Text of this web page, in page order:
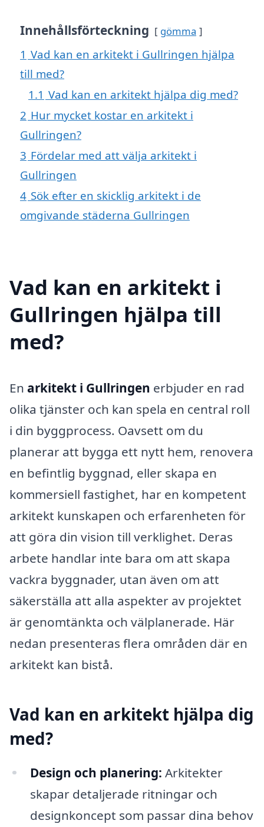
Innehållsförteckning gömma
1 Vad kan en arkitekt i Gullringen hjälpa
till med?
1.1 Vad kan en arkitekt hjälpa dig med?
2 Hur mycket kostar en arkitekt i
Gullringen?
3 Fördelar med att välja arkitekt i
Gullringen
4 Sök efter en skicklig arkitekt i de
omgivande städerna Gullringen
Vad kan en arkitekt i
Gullringen hjälpa till
med?
En arkitekt i Gullringen erbjuder en rad
olika tjänster och kan spela en central roll
i din byggprocess. Oavsett om du
planerar att bygga ett nytt hem, renovera
en befintlig byggnad, eller skapa en
kommersiell fastighet, har en kompetent
arkitekt kunskapen och erfarenheten för
att göra din vision till verklighet. Deras
arbete handlar inte bara om att skapa
vackra byggnader, utan även om att
säkerställa att alla aspekter av projektet
är genomtänkta och välplanerade. Här
nedan presenteras flera områden där en
arkitekt kan bistå.
Vad kan en arkitekt hjälpa dig
med?
Design och planering: Arkitekter
skapar detaljerade ritningar och
designkoncept som passar dina behov